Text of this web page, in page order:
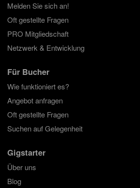
Melden Sie sich an!
Oft gestellte Fragen
PRO Mitgliedschaft
Netzwerk & Entwicklung
Für Bucher
Wie funktioniert es?
Angebot anfragen
Oft gestellte Fragen
Suchen auf Gelegenheit
Gigstarter
Über uns
Blog